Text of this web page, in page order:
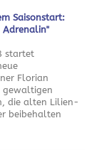
Saisonstart:
Adrenalin"
startet
Florian
gewaltigen
die alten Lilien-
beibehalten